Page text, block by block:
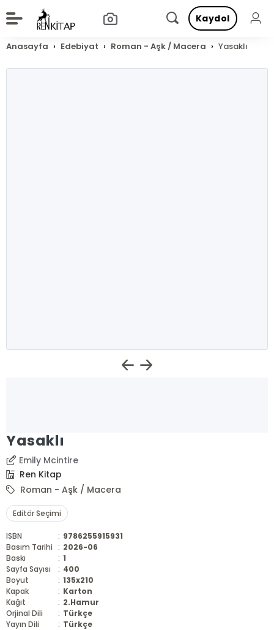
Kaydol
Anasayfa Edebiyat Roman - Aşk / Macera Yasaklı
Yasaklı
Emily Mcintire
Ren Kitap
Roman - Aşk / Macera
Editör Seçimi
ISBN : 9786255915931
Basım Tarihi : 2026-06
Baskı
: 1
Sayfa Sayısı
: 400
Boyut
: 135x210
Kapak
: Karton
Kağıt
: 2.Hamur
Orjinal Dili
: Türkçe
Yayın Dili
: Türkçe